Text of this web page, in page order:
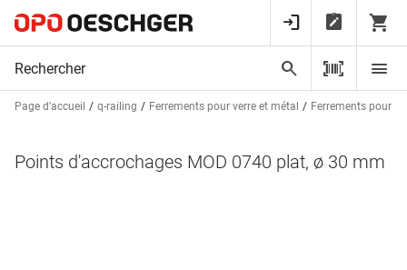
Page d’accueil q-railing Ferrements pour verre et métal Ferrements pour
Points d'accrochages MOD 0740 plat, ø 30 mm